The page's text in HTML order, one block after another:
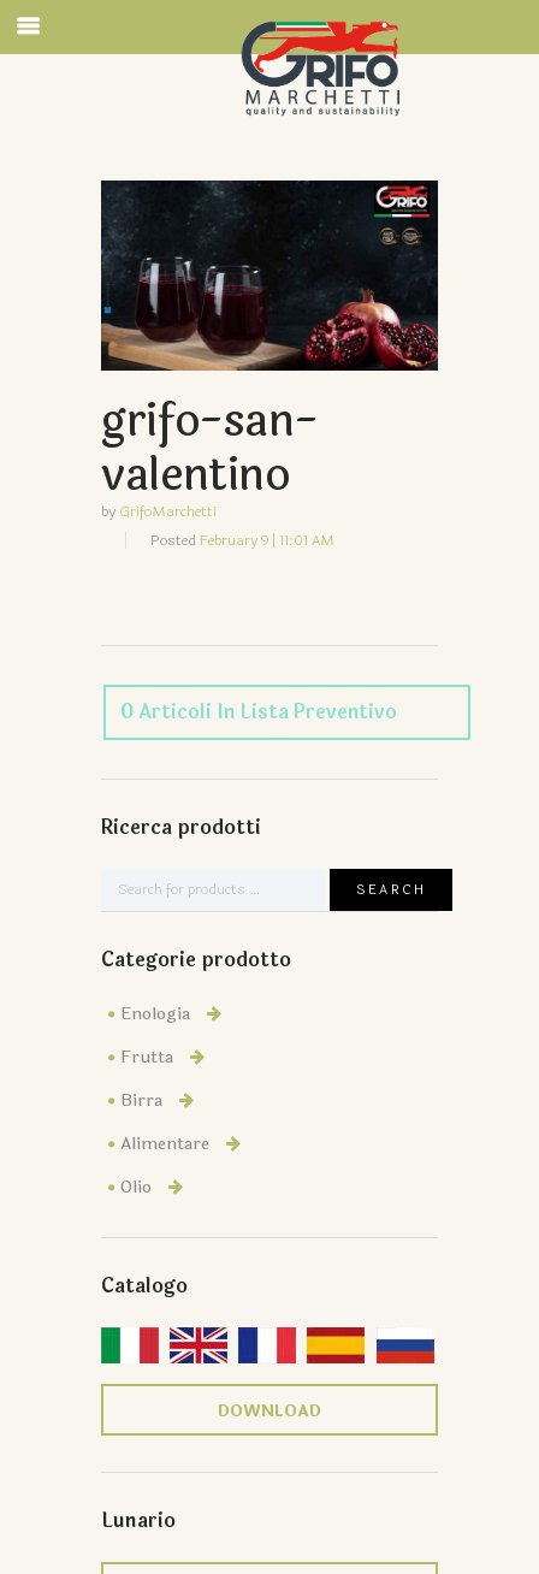
grifo-san-
valentino
by GrifoMarchetti
Posted February 9 | 11:01 AM
0Articoli In Lista Preventivo
Ricerca prodotti
Categorie prodotto
Enologia
Frutta
Birra
Alimentare
Olio
Catalogo
DOWNLOAD
Lunario